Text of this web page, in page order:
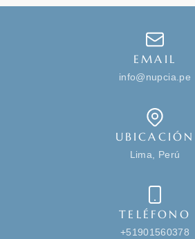
EMAIL
info@nupcia.pe
UBICACIÓN
Lima, Perú
TELÉFONO
+51901560378